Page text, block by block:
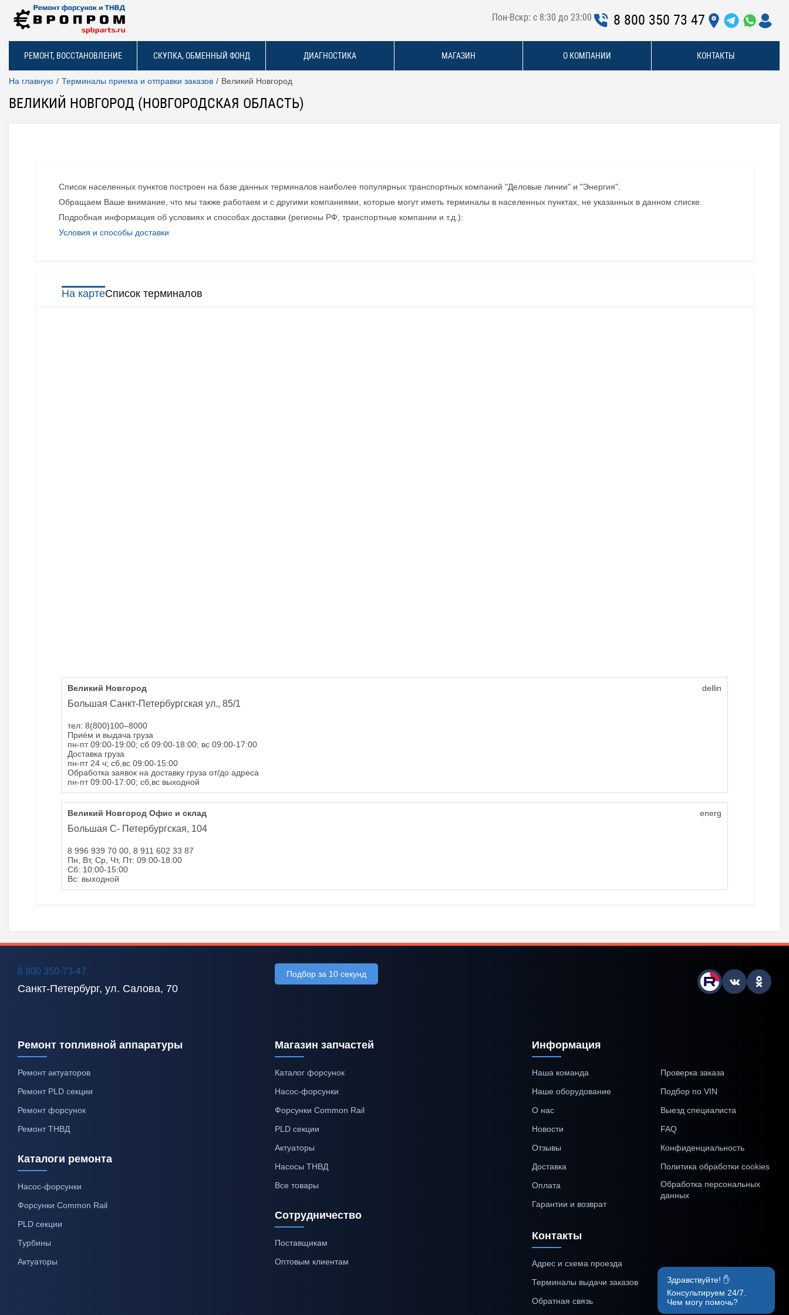
Пон-Вскр: с 8:30 до 23:00 8 800 350 73 47
РЕМОНТ, ВОССТАНОВЛЕНИЕ СКУПКА, ОБМЕННЫЙ ФОНД ДИАГНОСТИКА МАГАЗИН О КОМПАНИИ КОНТАКТЫ
На главную Терминалы приема и отправки заказов Великий Новгород
ВЕЛИКИЙ НОВГОРОД (НОВГОРОДСКАЯ ОБЛАСТЬ)
Список населенных пунктов построен на базе данных терминалов наиболее популярных транспортных компаний "Деловые линии" и "Энергия".
Обращаем Ваше внимание, что мы также работаем и с другими компаниями, которые могут иметь терминалы в населенных пунктах, не указанных в данном списке.
Подробная информация об условиях и способах доставки (регионы РФ, транспортные компании и т.д.):
Условия и способы доставки
На картеСписок терминалов
dellin
Великий Новгород
Большая Санкт-Петербургская ул., 85/1
тел: 8(800)100–8000
Приём и выдача груза
пн-пт 09:00-19:00; сб 09:00-18:00; вс 09:00-17:00
Доставка груза
пн-пт 24 ч; сб,вс 09:00-15:00
Обработка заявок на доставку груза от/до адреса
пн-пт 09:00-17:00; сб,вс выходной
energ
Великий Новгород Офис и склад
Большая С- Петербургская, 104
8 996 939 70 00, 8 911 602 33 87
Пн, Вт, Ср, Чт, Пт: 09:00-18:00
Сб: 10:00-15:00
Вс: выходной
8 800 350-73-47
Санкт-Петербург, ул. Салова, 70
Подбор за 10 секунд
Ремонт топливной аппаратуры
Ремонт актуаторов
Ремонт PLD секции
Ремонт форсунок
Ремонт ТНВД
Каталоги ремонта
Насос-форсунки
Форсунки Common Rail
PLD секции
Турбины
Актуаторы
Магазин запчастей
Каталог форсунок
Насос-форсунки
Форсунки Common Rail
PLD секции
Актуаторы
Насосы ТНВД
Все товары
Сотрудничество
Поставщикам
Оптовым клиентам
Информация
Наша команда
Наше оборудование
О нас
Новости
Отзывы
Доставка
Оплата
Гарантии и возврат
Проверка заказа
Подбор по VIN
Выезд специалиста
FAQ
Конфиденциальность
Политика обработки cookies
Обработка персональных
данных
Контакты
Адрес и схема проезда
Терминалы выдачи заказов
Обратная связь
Здравствуйте! ✋
Консультируем 24/7.
Чем могу помочь?